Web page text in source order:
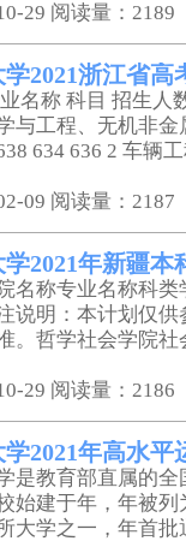
29 阅读量：2189
2021浙江省高
名称 科目 招生人
与工程、无机非
634 636 2 车辆
09 阅读量：2187
2021年新疆本
名称专业名称科
说明：本计划仅
。哲学社会学院
29 阅读量：2186
2021年高水平
是教育部直属的
始建于年，年被
大学之一，年首